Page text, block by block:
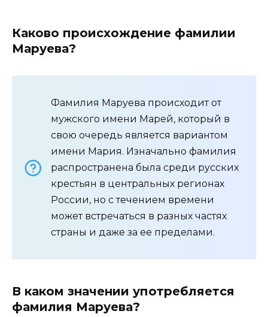
Каково происхождение фамилии
Маруева?
Фамилия Маруева происходит от
мужского имени Марей, который в
свою очередь является вариантом
имени Мария. Изначально фамилия
распространена была среди русских
крестьян в центральных регионах
России, но с течением времени
может встречаться в разных частях
страны и даже за ее пределами.
В каком значении употребляется
фамилия Маруева?